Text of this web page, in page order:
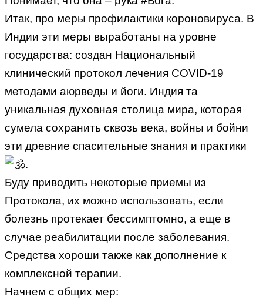
Итак, про меры профилактики короновируса. В
Индии эти меры выработаны на уровне
государства: создан Национальный
клинический протокол лечения COVID-19
методами аюрведы и йоги. Индия та
уникальная духовная столица мира, которая
сумела сохранить сквозь века, войны и бойни
эти древние спасительные знания и практики
.
Буду приводить некоторые приемы из
Протокола, их можно использовать, если
болезнь протекает бессимптомно, а еще в
случае реабилитации после заболевания.
Средства хороши также как дополнение к
комплексной терапии.
Начнем с общих мер: